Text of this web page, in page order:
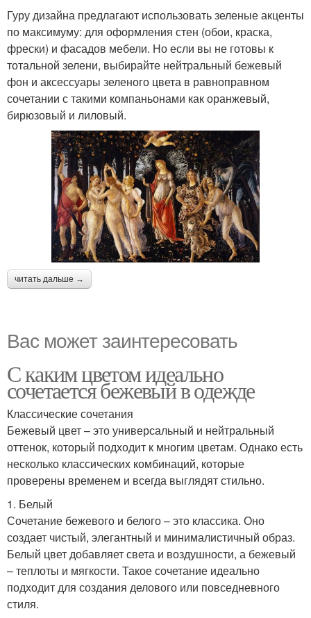
Гуру дизайна предлагают использовать зеленые акценты
по максимуму: для оформления стен (обои, краска,
фрески) и фасадов мебели. Но если вы не готовы к
тотальной зелени, выбирайте нейтральный бежевый
фон и аксессуары зеленого цвета в равноправном
сочетании с такими компаньонами как оранжевый,
бирюзовый и лиловый.
читать дальше →
Вас может заинтересовать
С каким цветом идеально
сочетается бежевый в одежде
Классические сочетания
Бежевый цвет – это универсальный и нейтральный
оттенок, который подходит к многим цветам. Однако есть
несколько классических комбинаций, которые
проверены временем и всегда выглядят стильно.
1. Белый
Сочетание бежевого и белого – это классика. Оно
создает чистый, элегантный и минималистичный образ.
Белый цвет добавляет света и воздушности, а бежевый
– теплоты и мягкости. Такое сочетание идеально
подходит для создания делового или повседневного
стиля.